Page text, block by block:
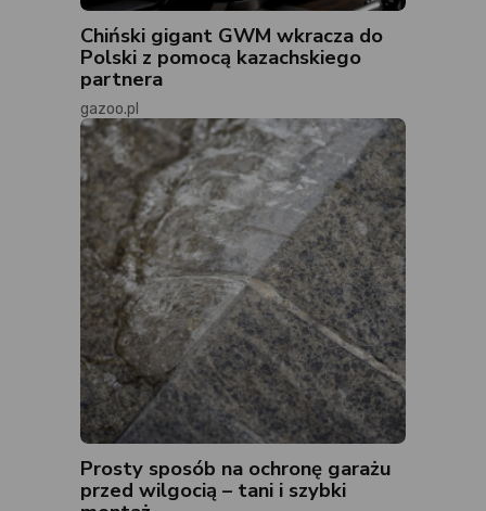
Chiński gigant GWM wkracza do
Polski z pomocą kazachskiego
partnera
gazoo.pl
Prosty sposób na ochronę garażu
przed wilgocią – tani i szybki